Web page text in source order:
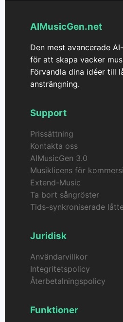
AIMusicGen.net
Den mest avancerade
för att skapa vacker
Förvandla dina idéer till
ansträngning.
Support
Prissättning
Kontakta oss
AIMusicGen 3.0
Musiklicens för
Extend-Music
Ta bort sångröster
Tids-synkroniserade
Juridisk
Användarvillkor
Integritetspolicy
Återbetalningspolicy
Funktioner